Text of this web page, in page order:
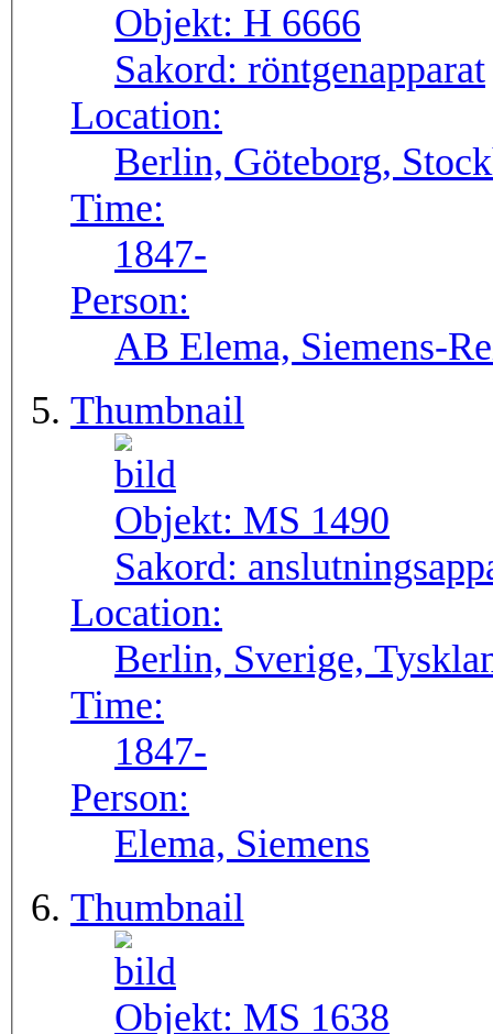
Objekt: H 6666
Sakord: röntgenapparat
Location:
Berlin, Göteborg,
Time:
1847-
Person:
AB Elema, Siemens-
Thumbnail
Objekt: MS 1490
Sakord:
Location:
Berlin, Sverige,
Time:
1847-
Person:
Elema, Siemens
Thumbnail
Objekt: MS 1638